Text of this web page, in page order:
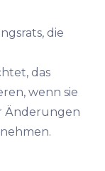
die
das
wenn sie
Änderungen